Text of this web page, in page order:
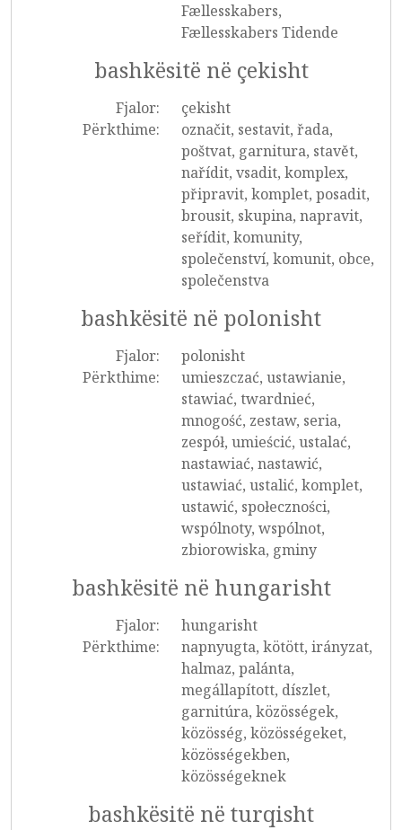
Fællesskabers,
Fællesskabers Tidende
bashkësitë në çekisht
Fjalor:
çekisht
Përkthime:
označit, sestavit, řada,
poštvat, garnitura, stavět,
nařídit, vsadit, komplex,
připravit, komplet, posadit,
brousit, skupina, napravit,
seřídit, komunity,
společenství, komunit, obce,
společenstva
bashkësitë në polonisht
Fjalor:
polonisht
Përkthime:
umieszczać, ustawianie,
stawiać, twardnieć,
mnogość, zestaw, seria,
zespół, umieścić, ustalać,
nastawiać, nastawić,
ustawiać, ustalić, komplet,
ustawić, społeczności,
wspólnoty, wspólnot,
zbiorowiska, gminy
bashkësitë në hungarisht
Fjalor:
hungarisht
Përkthime:
napnyugta, kötött, irányzat,
halmaz, palánta,
megállapított, díszlet,
garnitúra, közösségek,
közösség, közösségeket,
közösségekben,
közösségeknek
bashkësitë në turqisht